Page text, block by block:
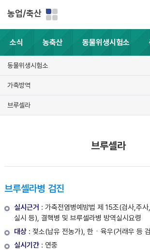
농업/축산
소식 농축산 동물위생시험소
동물위생시험소
가축방역
브루셀라
브루셀라
브루셀라병 검진
실시근거 : 가축전염병예방법 제 15조(검사,주
실시 등), 결핵병 및 브루셀라병 방역실시요령
대상: 젖소(납유 전농가), 한ㆍ육우(거래우 등
실시기간: 연중